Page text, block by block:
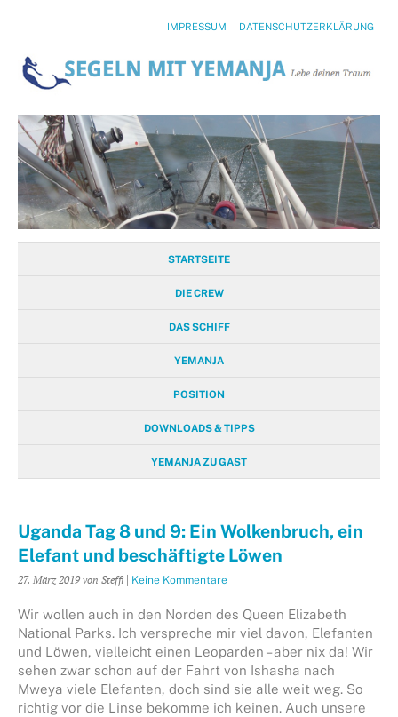
IMPRESSUM DATENSCHUTZERKLÄRUNG
STARTSEITE
DIE CREW
DAS SCHIFF
YEMANJA
POSITION
DOWNLOADS & TIPPS
YEMANJA ZU GAST
Uganda Tag 8 und 9: Ein Wolkenbruch, ein
Elefant und beschäftigte Löwen
27. März 2019von Steffi Keine Kommentare
Wir wollen auch in den Norden des Queen Elizabeth
National Parks. Ich verspreche mir viel davon, Elefanten
und Löwen, vielleicht einen Leoparden – aber nix da! Wir
sehen zwar schon auf der Fahrt von Ishasha nach
Mweya viele Elefanten, doch sind sie alle weit weg. So
richtig vor die Linse bekomme ich keinen. Auch unsere